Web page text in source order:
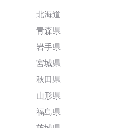
北海道
青森県
岩手県
宮城県
秋田県
山形県
福島県